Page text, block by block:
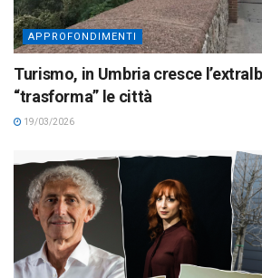
APPROFONDIMENTI
Turismo, in Umbria cresce
“trasforma” le città
19/03/2026